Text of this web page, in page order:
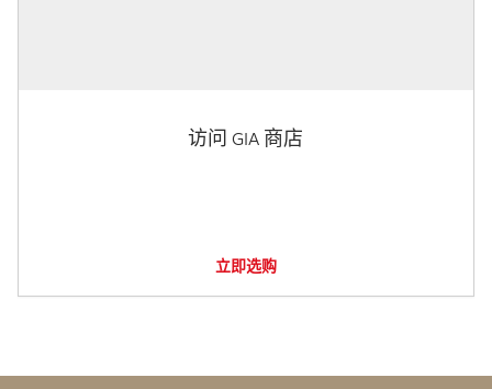
访问 GIA 商店
立即选购